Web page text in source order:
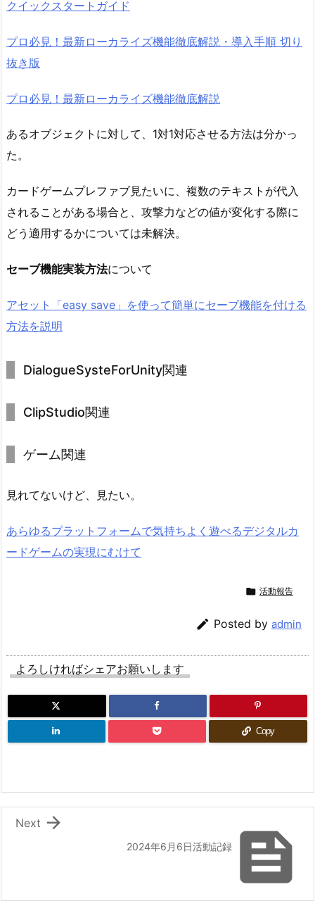
クイックスタートガイド
プロ必見！最新ローカライズ機能徹底解説・導入手順 切り
抜き版
プロ必見！最新ローカライズ機能徹底解説
あるオブジェクトに対して、1対1対応させる方法は分かっ
た。
カードゲームプレファブ見たいに、複数のテキストが代入
されることがある場合と、攻撃力などの値が変化する際に
どう適用するかについては未解決。
セーブ機能実装方法について
アセット「easy save」を使って簡単にセーブ機能を付ける
方法を説明
DialogueSysteForUnity関連
ClipStudio関連
ゲーム関連
見れてないけど、見たい。
あらゆるプラットフォームで気持ちよく遊べるデジタルカ
ードゲームの実現にむけて
 活動報告
 Posted by admin
よろしければシェアお願いします
Copy

2024年6月6日活動記録

Next